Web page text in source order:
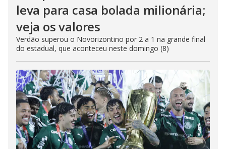
leva para casa bolada milionária;
veja os valores
Verdão superou o Novorizontino por 2 a 1 na grande final
do estadual, que aconteceu neste domingo (8)